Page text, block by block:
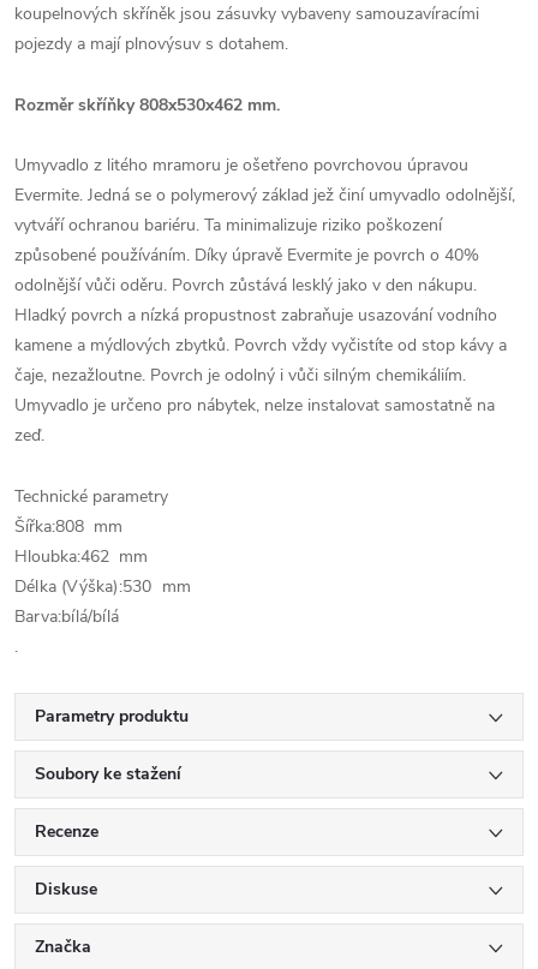
koupelnových skříněk jsou zásuvky vybaveny samouzavíracími
pojezdy a mají plnovýsuv s dotahem.
Rozměr skříňky 808x530x462 mm.
Umyvadlo z litého mramoru je ošetřeno povrchovou úpravou
Evermite. Jedná se o polymerový základ jež činí umyvadlo odolnější,
vytváří ochranou bariéru. Ta minimalizuje riziko poškození
způsobené používáním. Díky úpravě Evermite je povrch o 40%
odolnější vůči oděru. Povrch zůstává lesklý jako v den nákupu.
Hladký povrch a nízká propustnost zabraňuje usazování vodního
kamene a mýdlových zbytků. Povrch vždy vyčistíte od stop kávy a
čaje, nezažloutne. Povrch je odolný i vůči silným chemikáliím.
Umyvadlo je určeno pro nábytek, nelze instalovat samostatně na
zeď.
Technické parametry
Šířka:808 mm
Hloubka:462 mm
Délka (Výška):530 mm
Barva:bílá/bílá
.
Parametry produktu
Soubory ke stažení
Recenze
Diskuse
Značka